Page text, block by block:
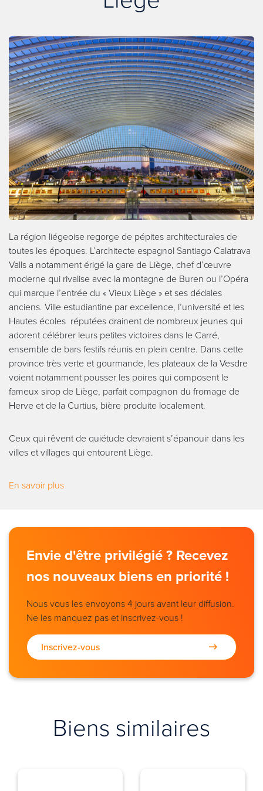
La région liégeoise regorge de pépites architecturales de
toutes les époques. L’architecte espagnol Santiago Calatrava
Valls a notamment érigé la gare de Liège, chef d’œuvre
moderne qui rivalise avec la montagne de Buren ou l’Opéra
qui marque l’entrée du « Vieux Liège » et ses dédales
anciens. Ville estudiantine par excellence, l’université et les
Hautes écoles réputées drainent de nombreux jeunes qui
adorent célébrer leurs petites victoires dans le Carré,
ensemble de bars festifs réunis en plein centre. Dans cette
province très verte et gourmande, les plateaux de la Vesdre
voient notamment pousser les poires qui composent le
fameux sirop de Liège, parfait compagnon du fromage de
Herve et de la Curtius, bière produite localement.
Ceux qui rêvent de quiétude devraient s’épanouir dans les
villes et villages qui entourent Liège.
En savoir plus
Envie d'être privilégié ? Recevez
nos nouveaux biens en priorité !
Nous vous les envoyons 4 jours avant leur diffusion.
Ne les manquez pas et inscrivez-vous !
Inscrivez-vous
Biens similaires